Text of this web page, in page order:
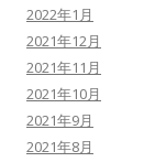
2022年1月
2021年12月
2021年11月
2021年10月
2021年9月
2021年8月